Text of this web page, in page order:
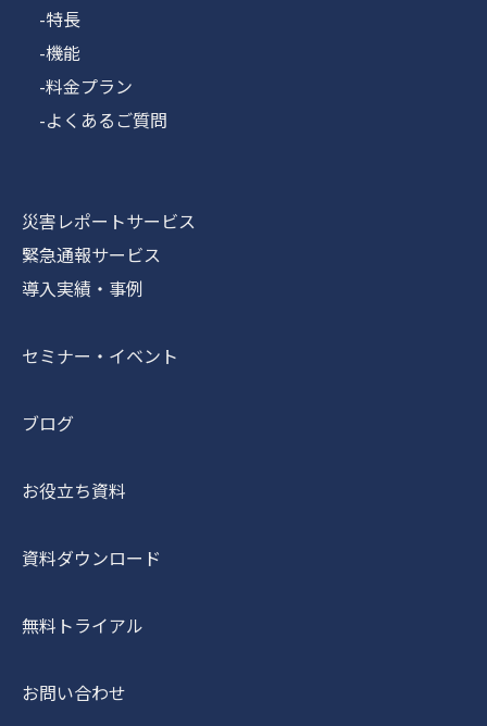
-特長
-機能
-料金プラン
-よくあるご質問
災害レポートサービス
緊急通報サービス
導入実績・事例
セミナー・イベント
ブログ
お役立ち資料
資料ダウンロード
無料トライアル
お問い合わせ